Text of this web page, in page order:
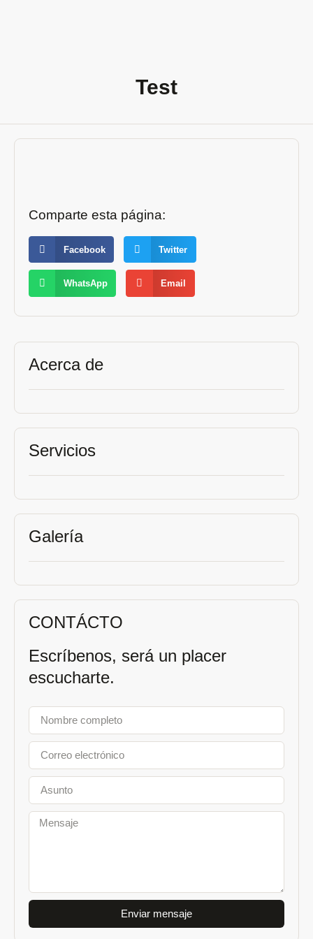
Test
Comparte esta página:
Facebook Twitter
WhatsApp Email
Acerca de
Servicios
Galería
CONTÁCTO
Escríbenos, será un placer
escucharte.
Enviar mensaje